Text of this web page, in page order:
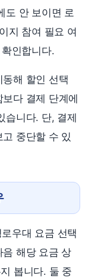
도 안 보이면 로
지 참여 필요 여
인합니다.
해 할인 선택
다 결제 단계에
습니다. 단, 결제
중단할 수 있
우대 요금 선택
해당 요금 상
봅니다. 둘 중